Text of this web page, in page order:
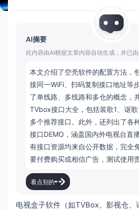
AI摘要
此内容由AI根据文章内容自动生成，并已
本文介绍了空壳软件的配置方法，
接同一WiFi、扫码复制接口地址等
了单线路、多线路和多仓的概念，
TVbox接口大全，包括装歌1、讴
多个推荐接口。此外，还列出了各
接口DEMO，涵盖国内外电视台直
有接口资源均来自公开数据，完全
要付费购买或相信广告，测试使用
看点别的
电视盒子软件（如TVBox、影视仓、